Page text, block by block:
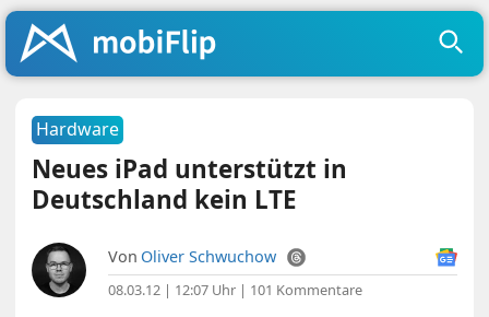
Hardware
Neues iPad unterstützt in
Deutschland kein LTE
Von Oliver Schwuchow
08.03.12 | 12:07 Uhr | 101 Kommentare